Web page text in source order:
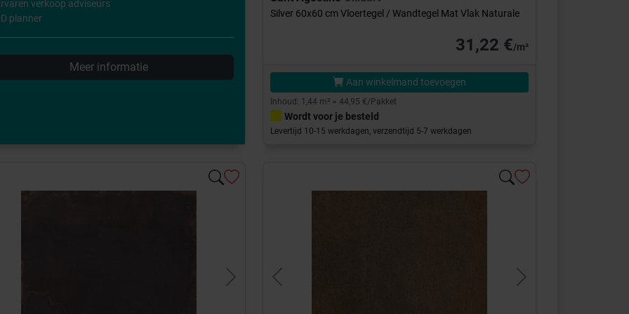
verkoop adviseurs
planner
Meer informatie
Silver 60x60 cm Vloertegel / Wandtegel Mat Vlak Naturale
31,22 €/m²
Aan winkelmand toevoegen
Inhoud: 1,44 m² = 44,95 €/Pakket
Wordt voor je besteld
Levertijd 10-15 werkdagen, verzendtijd 5-7 werkdagen
Next Previous Next